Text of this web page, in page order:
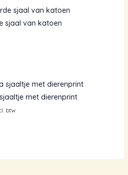
sjaal van katoen
met dierenprint
btw